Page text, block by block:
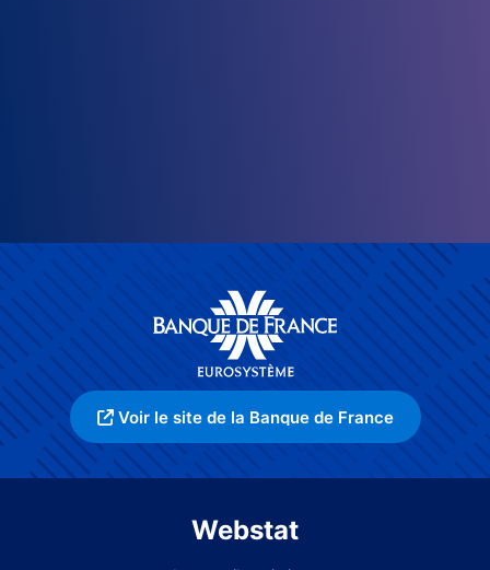
Voir le site de la Banque de France
Webstat